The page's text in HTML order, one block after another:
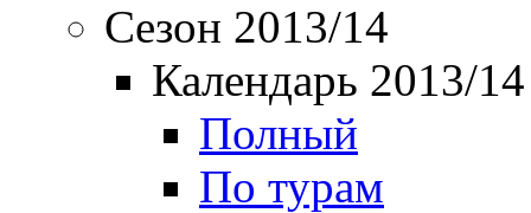
Сезон 2013/14
Календарь 2013/14
Полный
По турам